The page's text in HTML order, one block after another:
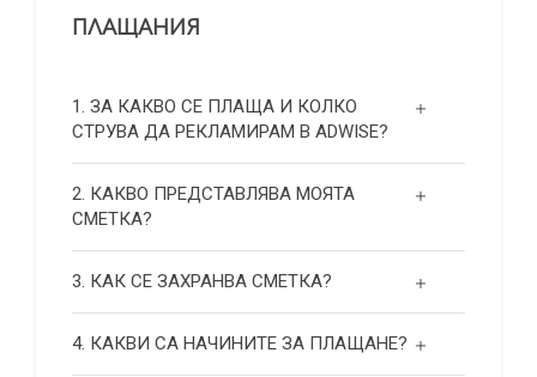
ПЛАЩАНИЯ
1. ЗА КАКВО СЕ ПЛАЩА И КОЛКО
СТРУВА ДА РЕКЛАМИРАМ В ADWISE?
2. КАКВО ПРЕДСТАВЛЯВА МОЯТА
СМЕТКА?
3. КАК СЕ ЗАХРАНВА СМЕТКА?
4. КАКВИ СА НАЧИНИТЕ ЗА ПЛАЩАНЕ?